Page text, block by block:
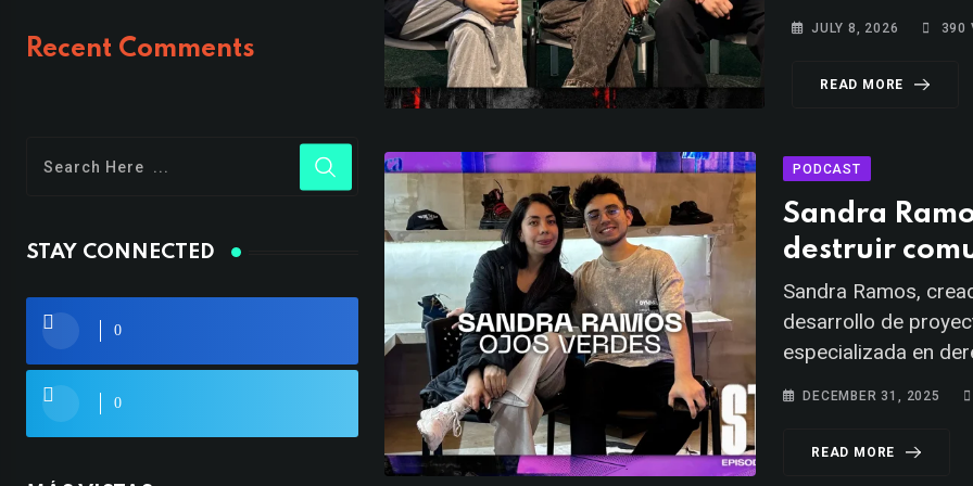
Recent Comments
STAY CONNECTED
0
0
JULY 8, 2026 390
READ MORE
PODCAST
Sandra
destruir
Sandra Ramos,
desarrollo de
especializada en
DECEMBER 31, 2025
READ MORE